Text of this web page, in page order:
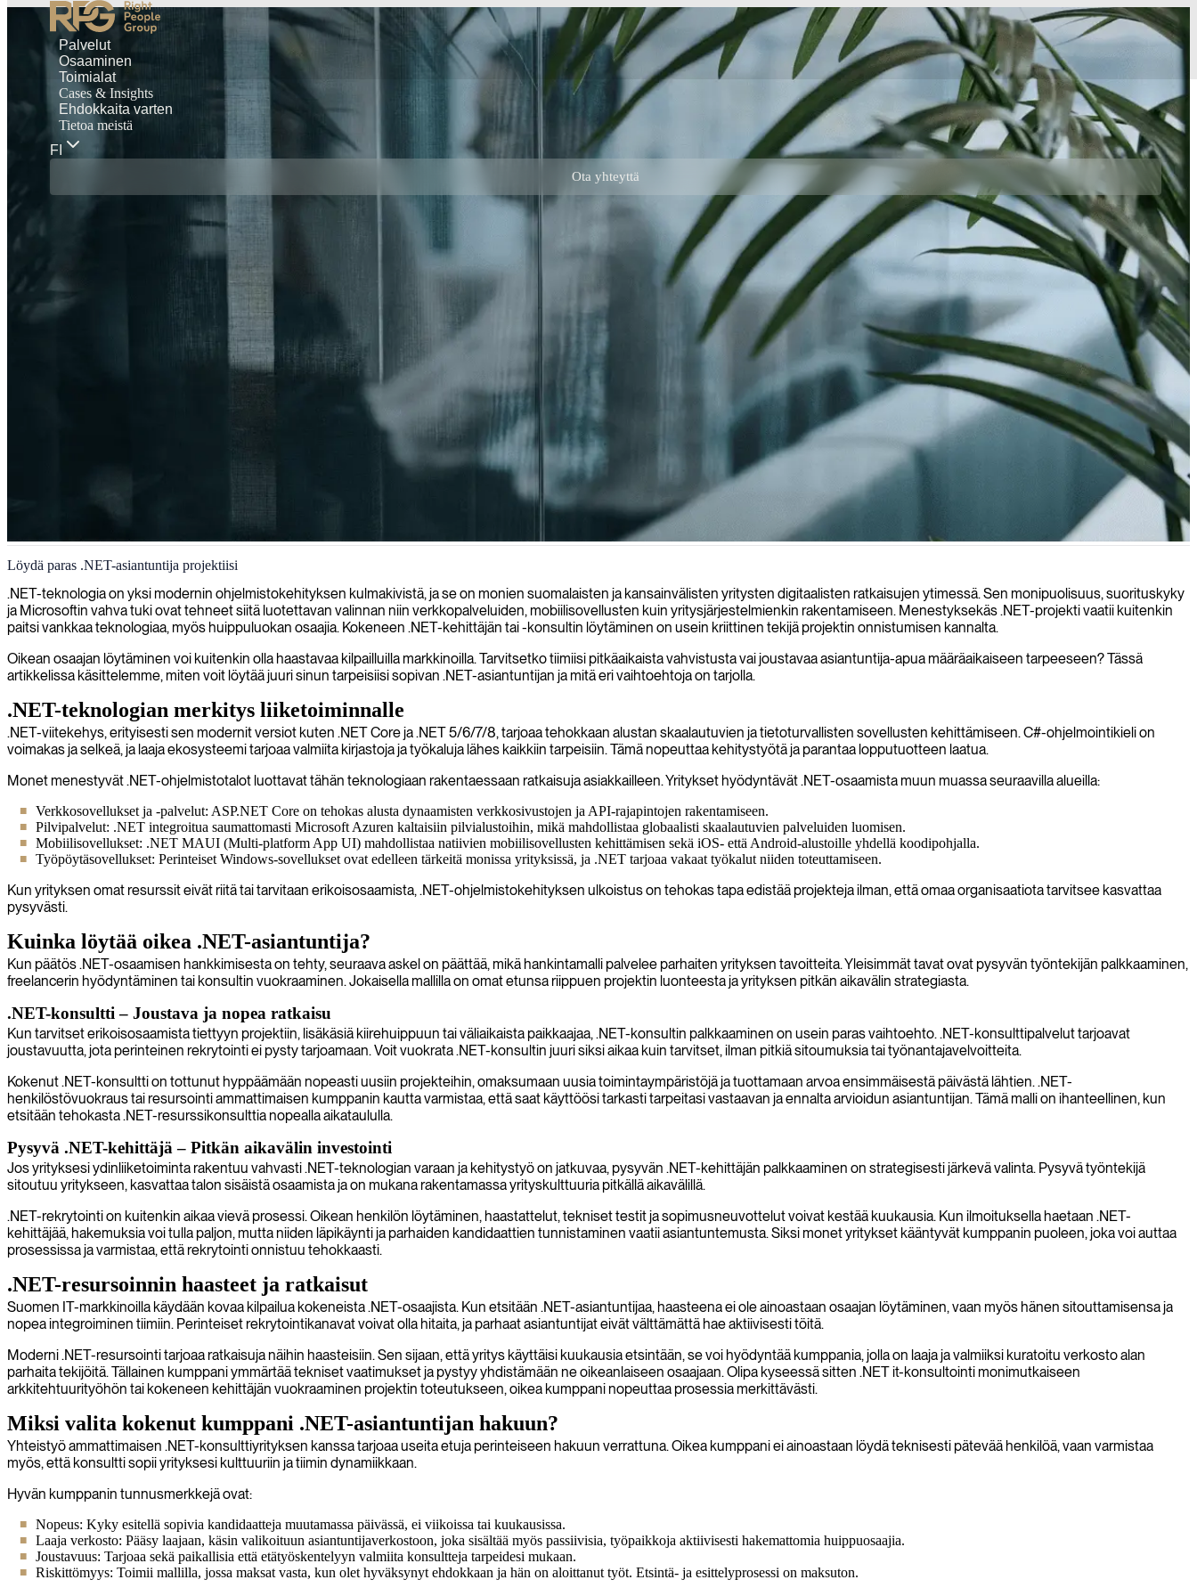
Palvelut
Osaaminen
Toimialat
Cases & Insights
Ehdokkaita varten
Tietoa meistä
FI
Ota yhteyttä
.NET-ohjelmistokehitys
Toimitamme erikoistuneita .NET-kehittäjiä, jotka rakentavat vahvoja ja tehokkaita sovelluksia ja integroituvat saumattomasti tiimiisi edistääkseen projektejasi.
Löydä paras .NET-asiantuntija projektiisi
.NET-teknologia on yksi modernin ohjelmistokehityksen kulmakivistä, ja se on monien suomalaisten ja kansainvälisten yritysten digitaalisten ratkaisujen ytimessä. Sen monipuolisuus, suorituskyky
ja Microsoftin vahva tuki ovat tehneet siitä luotettavan valinnan niin verkkopalveluiden, mobiilisovellusten kuin yritysjärjestelmienkin rakentamiseen. Menestyksekäs .NET-projekti vaatii kuitenkin
paitsi vankkaa teknologiaa, myös huippuluokan osaajia. Kokeneen .NET-kehittäjän tai -konsultin löytäminen on usein kriittinen tekijä projektin onnistumisen kannalta.
Oikean osaajan löytäminen voi kuitenkin olla haastavaa kilpailluilla markkinoilla. Tarvitsetko tiimiisi pitkäaikaista vahvistusta vai joustavaa asiantuntija-apua määräaikaiseen tarpeeseen? Tässä
artikkelissa käsittelemme, miten voit löytää juuri sinun tarpeisiisi sopivan .NET-asiantuntijan ja mitä eri vaihtoehtoja on tarjolla.
.NET-teknologian merkitys liiketoiminnalle
.NET-viitekehys, erityisesti sen modernit versiot kuten .NET Core ja .NET 5/6/7/8, tarjoaa tehokkaan alustan skaalautuvien ja tietoturvallisten sovellusten kehittämiseen. C#-ohjelmointikieli on
voimakas ja selkeä, ja laaja ekosysteemi tarjoaa valmiita kirjastoja ja työkaluja lähes kaikkiin tarpeisiin. Tämä nopeuttaa kehitystyötä ja parantaa lopputuotteen laatua.
Monet menestyvät .NET-ohjelmistotalot luottavat tähän teknologiaan rakentaessaan ratkaisuja asiakkailleen. Yritykset hyödyntävät .NET-osaamista muun muassa seuraavilla alueilla:
Verkkosovellukset ja -palvelut: ASP.NET Core on tehokas alusta dynaamisten verkkosivustojen ja API-rajapintojen rakentamiseen.
Pilvipalvelut: .NET integroitua saumattomasti Microsoft Azuren kaltaisiin pilvialustoihin, mikä mahdollistaa globaalisti skaalautuvien palveluiden luomisen.
Mobiilisovellukset: .NET MAUI (Multi-platform App UI) mahdollistaa natiivien mobiilisovellusten kehittämisen sekä iOS- että Android-alustoille yhdellä koodipohjalla.
Työpöytäsovellukset: Perinteiset Windows-sovellukset ovat edelleen tärkeitä monissa yrityksissä, ja .NET tarjoaa vakaat työkalut niiden toteuttamiseen.
Kun yrityksen omat resurssit eivät riitä tai tarvitaan erikoisosaamista, .NET-ohjelmistokehityksen ulkoistus on tehokas tapa edistää projekteja ilman, että omaa organisaatiota tarvitsee kasvattaa
pysyvästi.
Kuinka löytää oikea .NET-asiantuntija?
Kun päätös .NET-osaamisen hankkimisesta on tehty, seuraava askel on päättää, mikä hankintamalli palvelee parhaiten yrityksen tavoitteita. Yleisimmät tavat ovat pysyvän työntekijän palkkaaminen,
freelancerin hyödyntäminen tai konsultin vuokraaminen. Jokaisella mallilla on omat etunsa riippuen projektin luonteesta ja yrityksen pitkän aikavälin strategiasta.
.NET-konsultti – Joustava ja nopea ratkaisu
Kun tarvitset erikoisosaamista tiettyyn projektiin, lisäkäsiä kiirehuippuun tai väliaikaista paikkaajaa, .NET-konsultin palkkaaminen on usein paras vaihtoehto. .NET-konsulttipalvelut tarjoavat
joustavuutta, jota perinteinen rekrytointi ei pysty tarjoamaan. Voit vuokrata .NET-konsultin juuri siksi aikaa kuin tarvitset, ilman pitkiä sitoumuksia tai työnantajavelvoitteita.
Kokenut .NET-konsultti on tottunut hyppäämään nopeasti uusiin projekteihin, omaksumaan uusia toimintaympäristöjä ja tuottamaan arvoa ensimmäisestä päivästä lähtien. .NET-
henkilöstövuokraus tai resursointi ammattimaisen kumppanin kautta varmistaa, että saat käyttöösi tarkasti tarpeitasi vastaavan ja ennalta arvioidun asiantuntijan. Tämä malli on ihanteellinen, kun
etsitään tehokasta .NET-resurssikonsulttia nopealla aikataululla.
Pysyvä .NET-kehittäjä – Pitkän aikavälin investointi
Jos yrityksesi ydinliiketoiminta rakentuu vahvasti .NET-teknologian varaan ja kehitystyö on jatkuvaa, pysyvän .NET-kehittäjän palkkaaminen on strategisesti järkevä valinta. Pysyvä työntekijä
sitoutuu yritykseen, kasvattaa talon sisäistä osaamista ja on mukana rakentamassa yrityskulttuuria pitkällä aikavälillä.
.NET-rekrytointi on kuitenkin aikaa vievä prosessi. Oikean henkilön löytäminen, haastattelut, tekniset testit ja sopimusneuvottelut voivat kestää kuukausia. Kun ilmoituksella haetaan .NET-
kehittäjää, hakemuksia voi tulla paljon, mutta niiden läpikäynti ja parhaiden kandidaattien tunnistaminen vaatii asiantuntemusta. Siksi monet yritykset kääntyvät kumppanin puoleen, joka voi auttaa
prosessissa ja varmistaa, että rekrytointi onnistuu tehokkaasti.
.NET-resursoinnin haasteet ja ratkaisut
Suomen IT-markkinoilla käydään kovaa kilpailua kokeneista .NET-osaajista. Kun etsitään .NET-asiantuntijaa, haasteena ei ole ainoastaan osaajan löytäminen, vaan myös hänen sitouttamisensa ja
nopea integroiminen tiimiin. Perinteiset rekrytointikanavat voivat olla hitaita, ja parhaat asiantuntijat eivät välttämättä hae aktiivisesti töitä.
Moderni .NET-resursointi tarjoaa ratkaisuja näihin haasteisiin. Sen sijaan, että yritys käyttäisi kuukausia etsintään, se voi hyödyntää kumppania, jolla on laaja ja valmiiksi kuratoitu verkosto alan
parhaita tekijöitä. Tällainen kumppani ymmärtää tekniset vaatimukset ja pystyy yhdistämään ne oikeanlaiseen osaajaan. Olipa kyseessä sitten .NET it-konsultointi monimutkaiseen
arkkitehtuurityöhön tai kokeneen kehittäjän vuokraaminen projektin toteutukseen, oikea kumppani nopeuttaa prosessia merkittävästi.
Miksi valita kokenut kumppani .NET-asiantuntijan hakuun?
Yhteistyö ammattimaisen .NET-konsulttiyrityksen kanssa tarjoaa useita etuja perinteiseen hakuun verrattuna. Oikea kumppani ei ainoastaan löydä teknisesti pätevää henkilöä, vaan varmistaa
myös, että konsultti sopii yrityksesi kulttuuriin ja tiimin dynamiikkaan.
Hyvän kumppanin tunnusmerkkejä ovat:
Nopeus: Kyky esitellä sopivia kandidaatteja muutamassa päivässä, ei viikoissa tai kuukausissa.
Laaja verkosto: Pääsy laajaan, käsin valikoituun asiantuntijaverkostoon, joka sisältää myös passiivisia, työpaikkoja aktiivisesti hakemattomia huippuosaajia.
Joustavuus: Tarjoaa sekä paikallisia että etätyöskentelyyn valmiita konsultteja tarpeidesi mukaan.
Riskittömyys: Toimii mallilla, jossa maksat vasta, kun olet hyväksynyt ehdokkaan ja hän on aloittanut työt. Etsintä- ja esittelyprosessi on maksuton.